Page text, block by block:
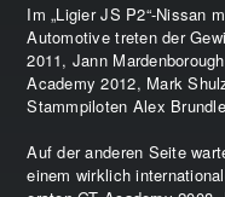
Im „Ligier JS P2“-Nissan
Automotive treten der
2011, Jann
Academy 2012, Mark
Stammpiloten Alex
Auf der anderen Seite
einem wirklich